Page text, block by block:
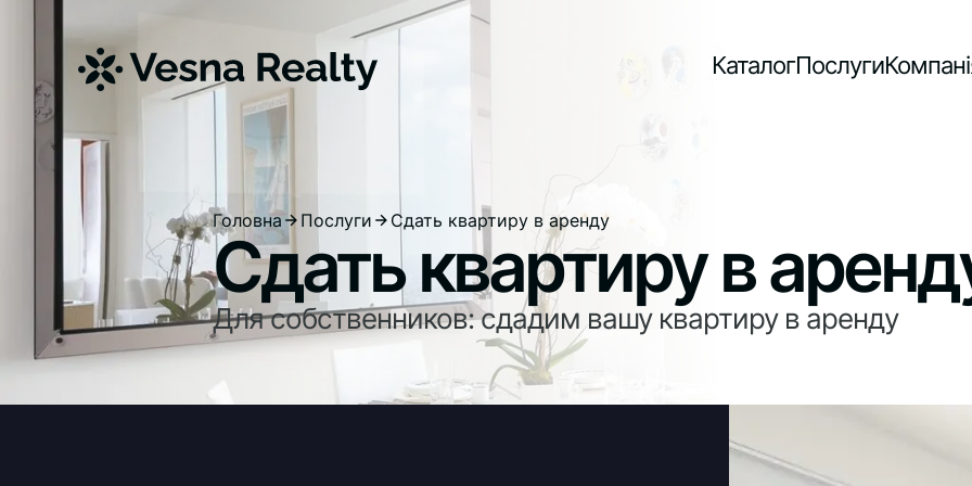
КаталогПослуги
Головна Послуги Сдать квартиру в аренду
Сдать квартиру в
Для собственников: сдадим вашу квартиру в аренду